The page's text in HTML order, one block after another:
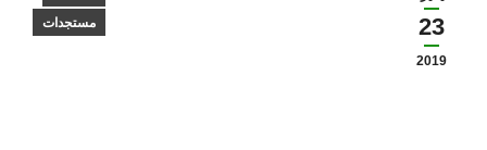
23
2019
مستجدات